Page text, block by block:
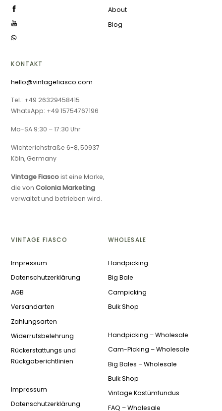
KONTAKT
hello@vintagefiasco.com
Tel.: +49 26329458415
WhatsApp: +49 15754767196
Mo-SA 9:30 – 17:30 Uhr
Wichterichstraße 6-8, 50937
Köln, Germany
Vintage Fiascoist eine Marke,
die vonColonia Marketing
verwaltet und betrieben wird.
About
Blog
VINTAGE FIASCO
Impressum
Datenschutzerklärung
AGB
Versandarten
Zahlungsarten
Widerrufsbelehrung
Rückerstattungs und
Rückgaberichtlinien
Impressum
Datenschutzerklärung
WHOLESALE
Handpicking
Big Bale
Campicking
Bulk Shop
Handpicking – Wholesale
Cam-Picking – Wholesale
Big Bales – Wholesale
Bulk Shop
Vintage Kostümfundus
FAQ – Wholesale